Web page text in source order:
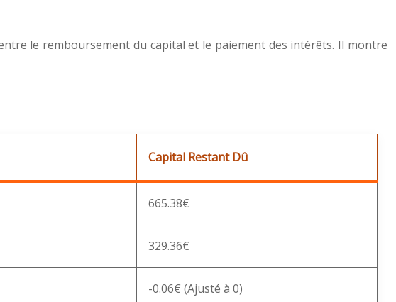
le remboursement du capital et le paiement des intérêts. Il montre
Capital Restant Dû
665.38€
329.36€
-0.06€ (Ajusté à 0)